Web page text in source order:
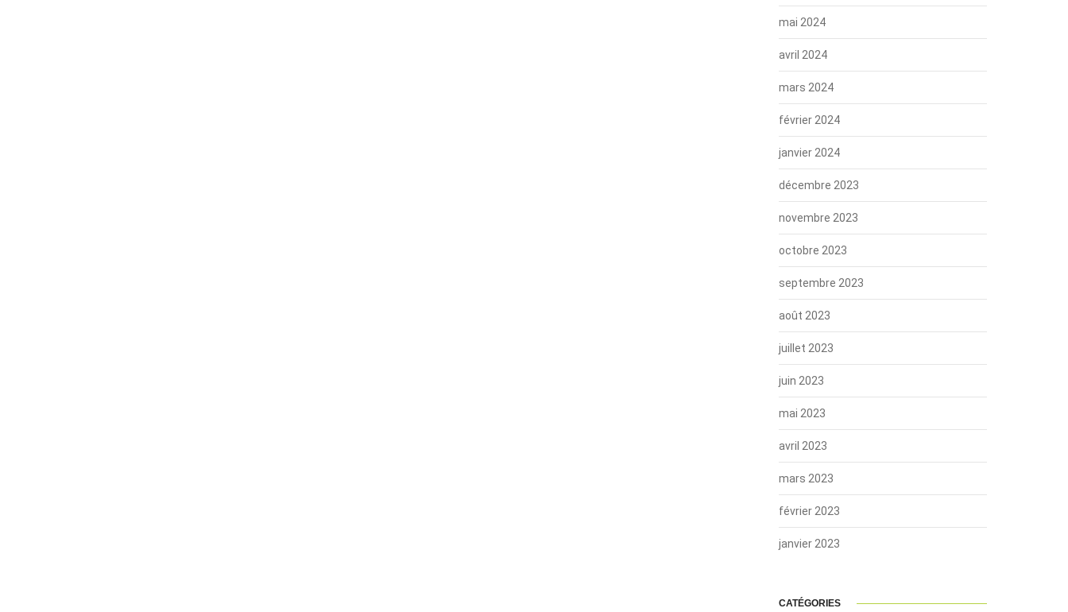
mai 2024
avril 2024
mars 2024
février 2024
janvier 2024
décembre 2023
novembre 2023
octobre 2023
septembre 2023
août 2023
juillet 2023
juin 2023
mai 2023
avril 2023
mars 2023
février 2023
janvier 2023
CATÉGORIES